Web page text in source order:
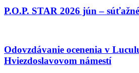
P.O.P. STAR 2026 jún –
Odovzdávanie ocenenia v
Hviezdoslavovom námestí